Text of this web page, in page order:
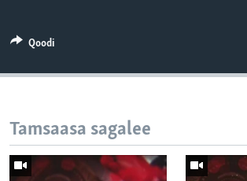
Qoodi
Tamsaasa sagalee